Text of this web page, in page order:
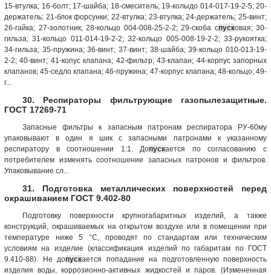
15-втулка; 16-болт; 17-шайба; 18-смеситель; 19-колыдо 014-017-19-2-5; 20-
держатель; 21-блок форсунки; 22-втулка; 23-втулка; 24-держатель; 25-винт;
26-гайка; 27-золотник; 28-кольцо 004-008-25-2-2; 29-скоба спусковая; 30-
гильза; 31-кольцо 011-014-19-2-2; 32-кольцо 005-008-19-2-2; 33-рукоятка;
34-гильза; 35-пружина; 36-винт; 37-винт; 38-шайба; 39-кольцо 010-013-19-
2-2; 40-винт; 41-копус клапана; 42-фильтр; 43-клапан; 44-корпус запорных
клапанов; 45-седло клапана; 46-пружина; 47-корпус клапана; 48-кольцо; 49-
г...
30. Респираторы фильтрующие газопылезащитные.
ГОСТ 17269-71
Запасные фильтры к запасным патронам респиратора РУ-60му
упаковывают в один я шик с запасными патронами к указанному
респиратору в соотношении 1:1. Допускается по согласованию с
потребителем изменять соотношение запасных патронов и фильтров.
Упаковывание сл...
31. Подготовка металлических поверхностей перед
окрашиванием ГОСТ 9.402-80
Подготовку поверхности крупногабаритных изделий, а также
конструкций, окрашиваемых на открытом воздухе или в помещении при
температуре ниже 5 °С, проводят по стандартам или техническим
условиям на изделие (классификация изделий по габаритам по ГОСТ
9.410-88). Не допускается попадание на подготовленную поверхность
изделия воды, коррозионно-активных жидкостей и паров. (Измененная